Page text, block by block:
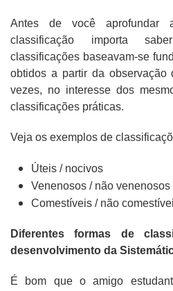
Antes de você
classificação importa
classificações baseavam-se
obtidos a partir da observação
vezes, no interesse dos
classificações práticas.
Veja os exemplos de
Úteis / nocivos
Venenosos / não venenosos
Comestíveis / não
Diferentes formas de
desenvolvimento da
É bom que o amigo